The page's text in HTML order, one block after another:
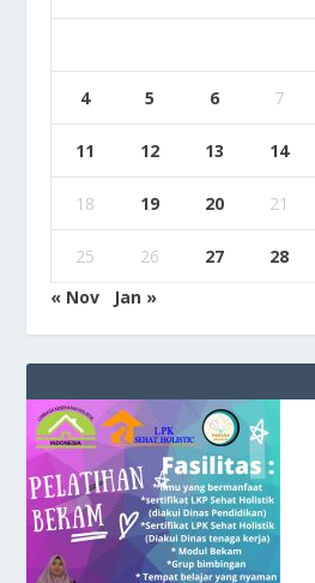
4 5 6 7
11 12 13 14
18 19 20 21
25 26 27 28
« Nov
Jan »